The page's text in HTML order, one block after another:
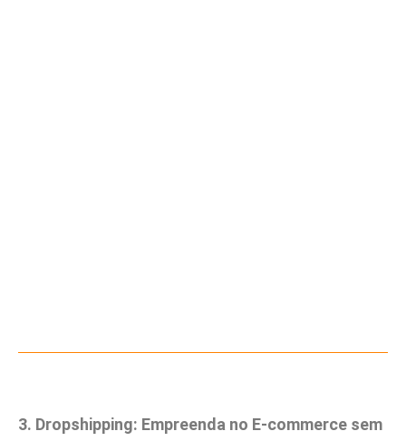
3. Dropshipping: Empreenda no E-commerce sem